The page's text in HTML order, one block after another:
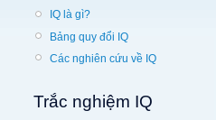
IQ là gì?
Bảng quy đổi IQ
Các nghiên cứu về IQ
Trắc nghiệm IQ